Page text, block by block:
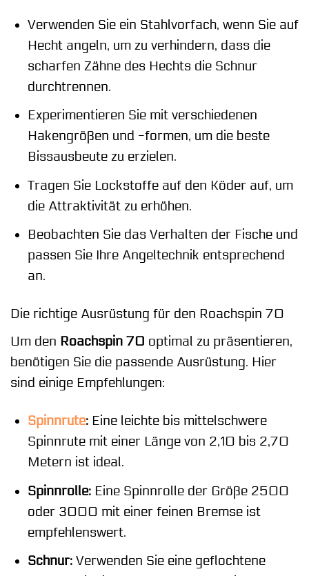
Verwenden Sie ein Stahlvorfach, wenn Sie auf
Hecht angeln, um zu verhindern, dass die
scharfen Zähne des Hechts die Schnur
durchtrennen.
Experimentieren Sie mit verschiedenen
Hakengrößen und -formen, um die beste
Bissausbeute zu erzielen.
Tragen Sie Lockstoffe auf den Köder auf, um
die Attraktivität zu erhöhen.
Beobachten Sie das Verhalten der Fische und
passen Sie Ihre Angeltechnik entsprechend
an.
Die richtige Ausrüstung für den Roachspin 70
Um den Roachspin 70 optimal zu präsentieren,
benötigen Sie die passende Ausrüstung. Hier
sind einige Empfehlungen:
Spinnrute:Eine leichte bis mittelschwere
Spinnrute mit einer Länge von 2,10 bis 2,70
Metern ist ideal.
Spinnrolle:Eine Spinnrolle der Größe 2500
oder 3000 mit einer feinen Bremse ist
empfehlenswert.
Schnur:Verwenden Sie eine geflochtene